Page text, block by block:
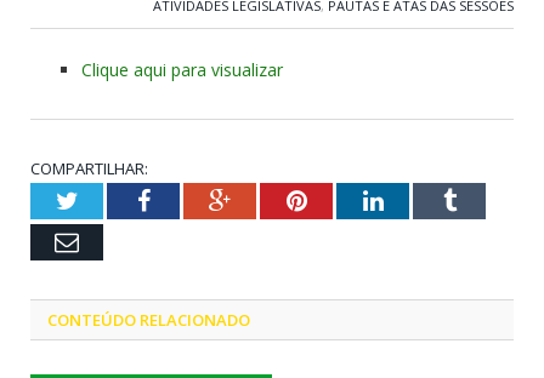
ATIVIDADES LEGISLATIVAS, PAUTAS E ATAS DAS SESSÕES
Clique aqui para visualizar
COMPARTILHAR:
TwitterFacebookGoogle+PinterestLinkedInTumblr
Email
CONTEÚDO RELACIONADO